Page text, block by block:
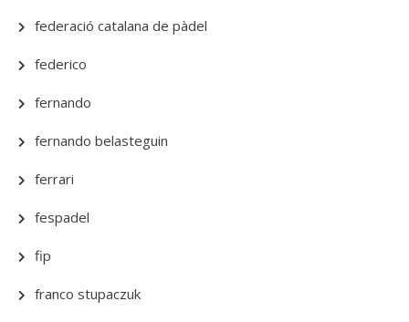
federació catalana de pàdel
federico
fernando
fernando belasteguin
ferrari
fespadel
fip
franco stupaczuk